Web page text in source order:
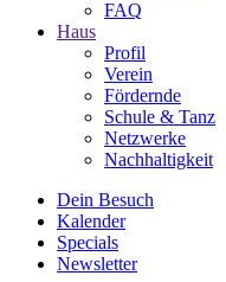
FAQ
Haus
Profil
Verein
Fördernde
Schule & Tanz
Netzwerke
Nachhaltigkeit
Dein Besuch
Kalender
Specials
Newsletter